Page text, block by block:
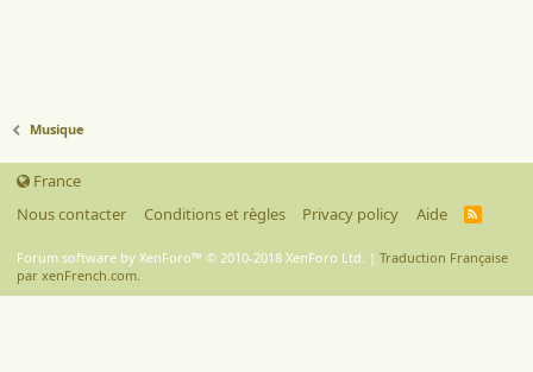
Musique
France
Nous contacter
Conditions et règles Privacy policy Aide
R
S
Forum software by XenForo™ © 2010-2018 XenForo Ltd. | Traduction Française
par xenFrench.com.